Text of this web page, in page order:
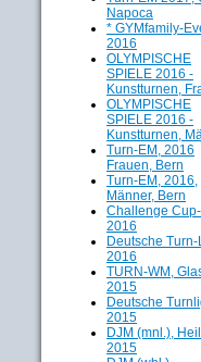
Napoca
* GYMfamily-
2016
OLYMPISCHE
SPIELE 2016 -
Kunstturnen,
OLYMPISCHE
SPIELE 2016 -
Kunstturnen,
Turn-EM, 2016
Frauen, Bern
Turn-EM, 2016,
Männer, Bern
Challenge
2016
Deutsche Turn-
2016
TURN-WM,
2015
Deutsche
2015
DJM (mnl.),
2015